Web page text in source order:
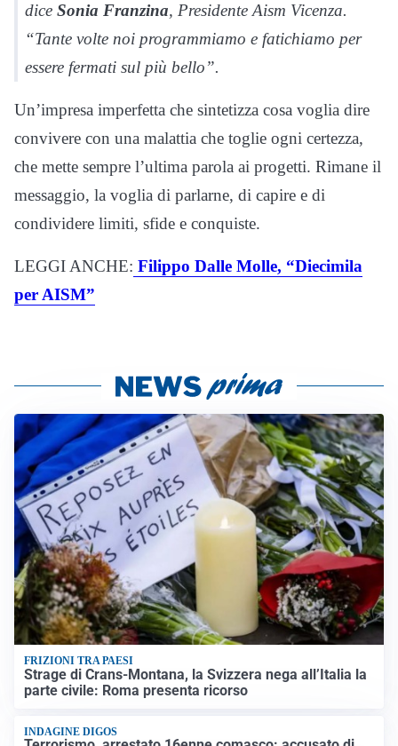
dice Sonia Franzina, Presidente Aism Vicenza.
“Tante volte noi programmiamo e fatichiamo per
essere fermati sul più bello”.
Un’impresa imperfetta che sintetizza cosa voglia dire
convivere con una malattia che toglie ogni certezza,
che mette sempre l’ultima parola ai progetti. Rimane il
messaggio, la voglia di parlarne, di capire e di
condividere limiti, sfide e conquiste.
LEGGI ANCHE: Filippo Dalle Molle, “Diecimila
per AISM”
FRIZIONI TRA PAESI
Strage di Crans-Montana, la Svizzera nega all’Italia la
parte civile: Roma presenta ricorso
INDAGINE DIGOS